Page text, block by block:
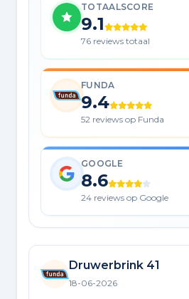
TOTAALSCORE
9.1
76 reviews totaal
FUNDA
9.4
52 reviews op Funda
GOOGLE
8.6
24 reviews op Google
Druwerbrink 41
18-06-2026